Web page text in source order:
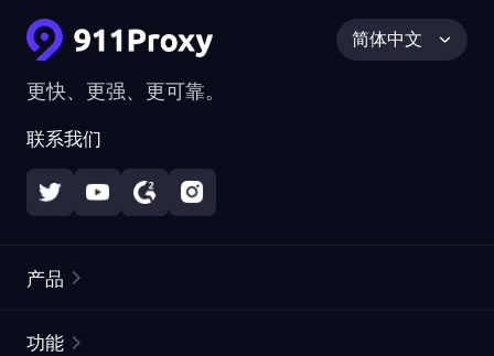
更快、更强、更可靠。
联系我们
简体中文
产品
功能